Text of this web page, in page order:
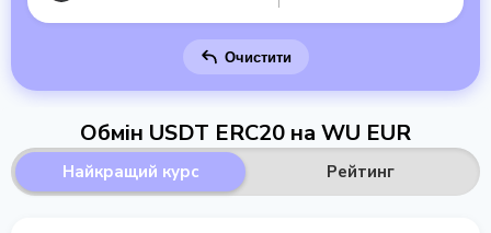
Очистити
Обмін USDT ERC20 на WU EUR
Найкращий курс Рейтинг